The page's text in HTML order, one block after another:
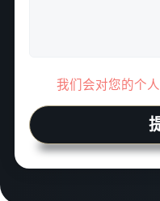
我们会对您的个